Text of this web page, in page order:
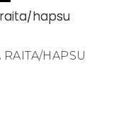
RAITA/HAPSU